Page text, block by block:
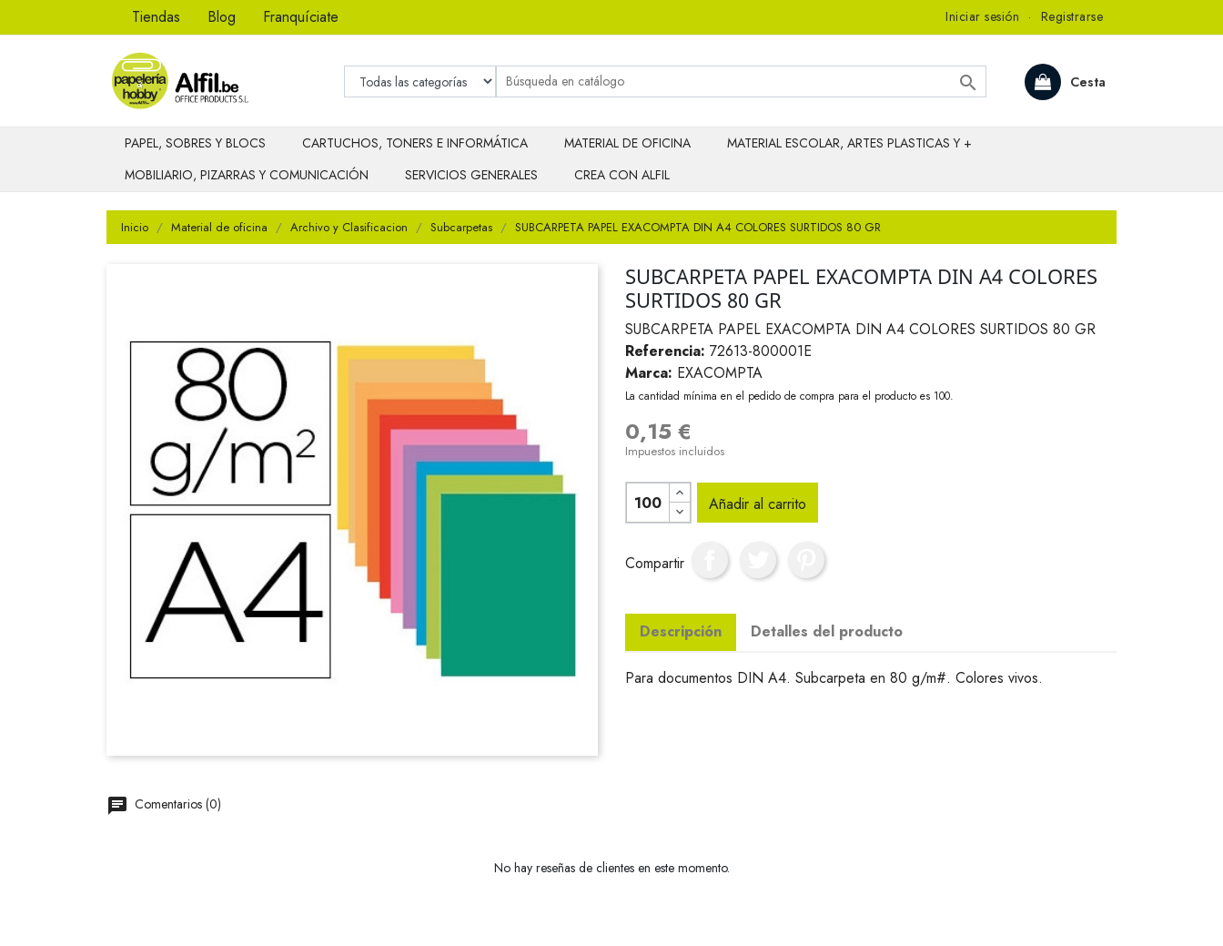
Tiendas Blog Franquíciate Iniciar sesión · Registrarse
Cesta

PAPEL, SOBRES Y BLOCS CARTUCHOS, TONERS E INFORMÁTICA MATERIAL DE OFICINA
MATERIAL ESCOLAR, ARTES PLASTICAS Y +
MOBILIARIO, PIZARRAS Y COMUNICACIÓN
SERVICIOS GENERALES CREA CON ALFIL
Inicio Material de oficina Archivo y Clasificacion Subcarpetas SUBCARPETA PAPEL EXACOMPTA DIN A4 COLORES SURTIDOS 80 GR
SUBCARPETA PAPEL EXACOMPTA DIN A4 COLORES
SURTIDOS 80 GR
SUBCARPETA PAPEL EXACOMPTA DIN A4 COLORES SURTIDOS 80 GR
Referencia: 72613-800001E
Marca: EXACOMPTA
La cantidad mínima en el pedido de compra para el producto es 100.
0,15 €
Impuestos incluidos
Añadir al carrito
Compartir
Descripción Detalles del producto
Para documentos DIN A4. Subcarpeta en 80 g/m#. Colores vivos.
Comentarios (0)
No hay reseñas de clientes en este momento.